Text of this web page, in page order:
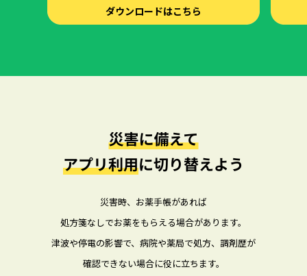
ダウンロードはこちら
災害時、お薬手帳があれば
処方箋なしでお薬をもらえる場合があります。
津波や停電の影響で、病院や薬局で処方、調剤歴が
確認できない場合に役に立ちます。